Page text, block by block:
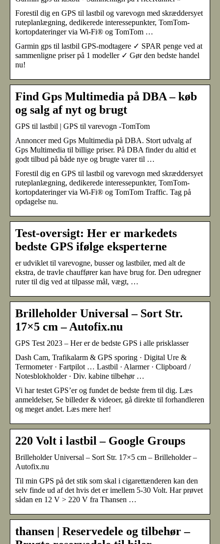
Forestil dig en GPS til lastbil og varevogn med skræddersyet
ruteplanlægning, dedikerede interessepunkter, TomTom-
kortopdateringer via Wi-Fi® og TomTom …
Garmin gps til lastbil GPS-modtagere ✓ SPAR penge ved at
sammenligne priser på 1 modeller ✓ Gør den bedste handel
nu!
Find Gps Multimedia på DBA – køb
og salg af nyt og brugt
GPS til lastbil | GPS til varevogn -TomTom
Annoncer med Gps Multimedia på DBA. Stort udvalg af
Gps Multimedia til billige priser. På DBA finder du altid et
godt tilbud på både nye og brugte varer til …
Forestil dig en GPS til lastbil og varevogn med skræddersyet
ruteplanlægning, dedikerede interessepunkter, TomTom-
kortopdateringer via Wi-Fi® og TomTom Traffic. Tag på
opdagelse nu.
Test-oversigt: Her er markedets
bedste GPS ifølge eksperterne
er udviklet til varevogne, busser og lastbiler, med alt de
ekstra, de travle chauffører kan have brug for. Den udregner
ruter til dig ved at tilpasse mål, vægt, …
Brilleholder Universal – Sort Str.
17×5 cm – Autofix.nu
GPS Test 2023 – Her er de bedste GPS i alle prisklasser
Dash Cam, Trafikalarm & GPS sporing · Digital Ure &
Termometer · Fartpilot … Lastbil · Alarmer · Clipboard /
Notesblokholder · Div. kabine tilbehør …
Vi har testet GPS’er og fundet de bedste frem til dig. Læs
anmeldelser, Se billeder & videoer, gå direkte til forhandleren
og meget andet. Læs mere her!
220 Volt i lastbil – Google Groups
Brilleholder Universal – Sort Str. 17×5 cm – Brilleholder –
Autofix.nu
Til min GPS på det stik som skal i cigarettænderen kan den
selv finde ud af det hvis det er imellem 5-30 Volt. Har prøvet
sådan en 12 V > 220 V fra Thansen …
thansen | Reservedele og tilbehør –